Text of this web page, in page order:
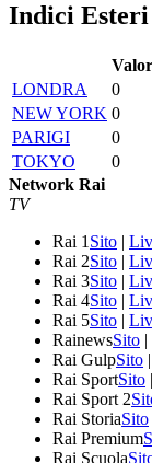
Indici Esteri
LONDRA
0
NEW YORK 0
PARIGI
0
TOKYO
0
Network Rai
TV
Rai 1 Sito |
Rai 2Sito |
Rai 3Sito |
Rai 4Sito |
Rai 5Sito |
RainewsSito |
Rai GulpSito |
Rai SportSito |
Rai Sport 2
Rai StoriaSito
Rai Premium
Rai Scuola